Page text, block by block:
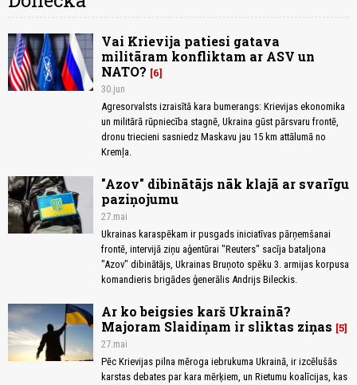
Vai Krievija patiesi gatava
militāram konfliktam ar ASV un
NATO?
6
30.jun
Agresorvalsts izraisītā kara bumerangs: Krievijas ekonomika
un militārā rūpniecība stagnē, Ukraina gūst pārsvaru frontē,
dronu triecieni sasniedz Maskavu jau 15 km attālumā no
Kremļa.
"Azov" dibinātājs nāk klajā ar svarīgu
paziņojumu
27.mai
Ukrainas karaspēkam ir pusgads iniciatīvas pārņemšanai
frontē, intervijā ziņu aģentūrai "Reuters" sacīja bataljona
"Azov" dibinātājs, Ukrainas Bruņoto spēku 3. armijas korpusa
komandieris brigādes ģenerālis Andrijs Bileckis.
Ar ko beigsies karš Ukrainā?
Majoram Slaidiņam ir sliktas ziņas 5
27.mai
Pēc Krievijas pilna mēroga iebrukuma Ukrainā, ir izcēlušās
karstas debates par kara mērķiem, un Rietumu koalīcijas, kas